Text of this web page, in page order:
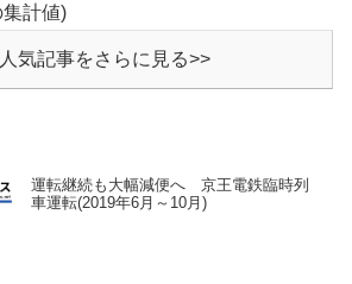
計値)
気記事をさらに見る>>
運転継続も大幅減便へ 京王電鉄臨時列
車運転(2019年6月～10月)